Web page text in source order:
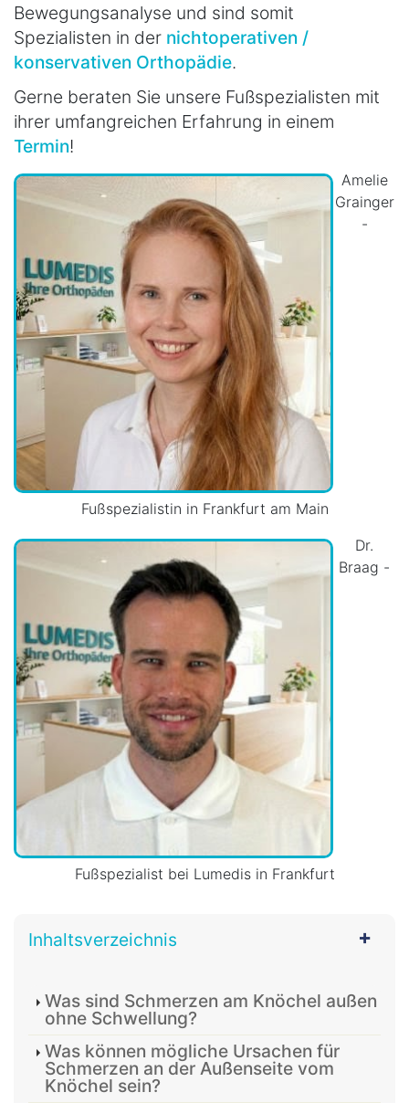
Bewegungsanalyse und sind somit
Spezialisten in der nichtoperativen /
konservativen Orthopädie.
Gerne beraten Sie unsere Fußspezialisten mit
ihrer umfangreichen Erfahrung in einem
Termin!
Amelie
Grainger
-
Fußspezialistin in Frankfurt am Main
Dr.
Braag -
Fußspezialist bei Lumedis in Frankfurt
Inhaltsverzeichnis
Was sind Schmerzen am Knöchel außen
ohne Schwellung?
Was können mögliche Ursachen für
Schmerzen an der Außenseite vom
Knöchel sein?